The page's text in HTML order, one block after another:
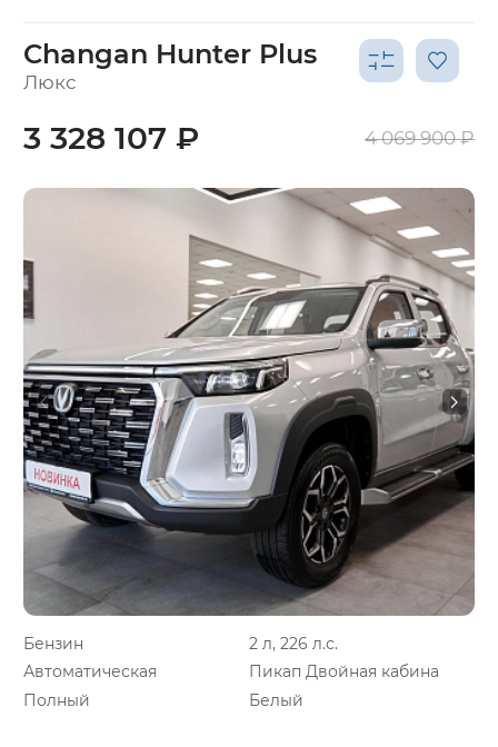
Changan Hunter Plus
Люкс
Бензин
2 л, 226 л.с.
Автоматическая
Пикап Двойная кабина
Полный
Белый
3 328 107 ₽ 4 069 900 ₽